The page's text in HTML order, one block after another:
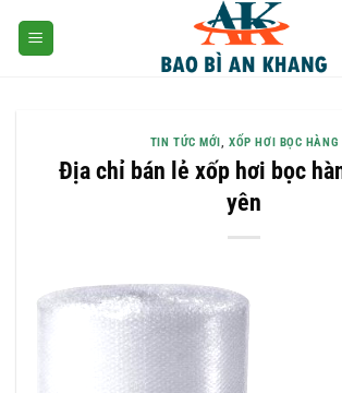
TIN TỨC MỚI,XỐP HƠI BỌC HÀNG
Địa chỉ bán lẻ xốp hơi bọc
yên